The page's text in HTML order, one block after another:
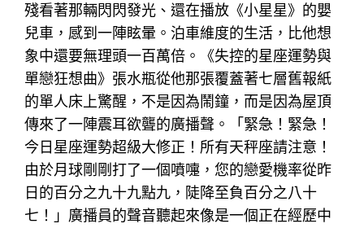
殘看著那輛閃閃發光、還在播放《小星星》的嬰
兒車，感到一陣眩暈。泊車維度的生活，比他想
象中還要無理頭一百萬倍。《失控的星座運勢與
單戀狂想曲》張水瓶從他那張覆蓋著七層舊報紙
的單人床上驚醒，不是因為鬧鐘，而是因為屋頂
傳來了一陣震耳欲聾的廣播聲。「緊急！緊急！
今日星座運勢超級大修正！所有天秤座請注意！
由於月球剛剛打了一個噴嚏，您的戀愛機率從昨
日的百分之九十九點九，陡降至負百分之八十
七！」廣播員的聲音聽起來像是一個正在經歷中